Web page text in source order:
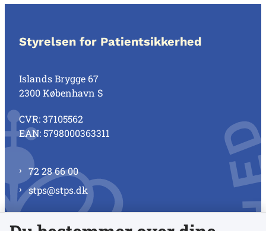
Styrelsen for Patientsikkerhed
Islands Brygge 67
2300 København S
CVR: 37105562
EAN: 5798000363311
72 28 66 00
stps@stps.dk